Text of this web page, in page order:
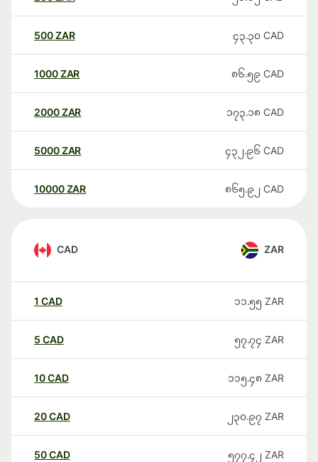
500ZAR ၄၃.၃၀ CAD
1000ZAR ၈၆.၅၉ CAD
2000ZAR ၁၇၃.၁၈ CAD
5000ZAR ၄၃၂.၉၆ CAD
10000 ZAR ၈၆၅.၉၂ CAD
CAD ZAR
1 CAD ၁၁.၅၅ ZAR
5 CAD ၅၇.၇၄ ZAR
10CAD ၁၁၅.၄၈ ZAR
20CAD ၂၃၀.၉၇ ZAR
50CAD ၅၇၇.၄၂ ZAR